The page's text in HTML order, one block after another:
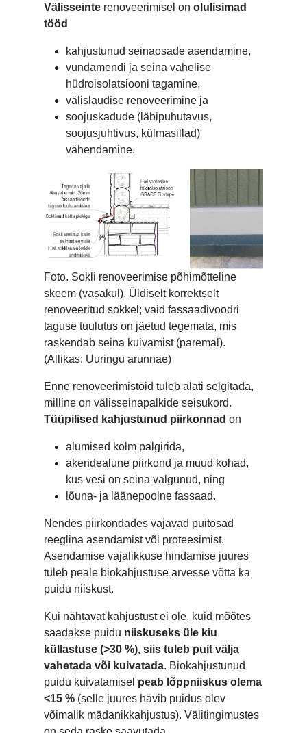
Välisseinte renoveerimisel on olulisimad
tööd
kahjustunud seinaosade asendamine,
vundamendi ja seina vahelise
hüdroisolatsiooni tagamine,
välislaudise renoveerimine ja
soojuskadude (läbipuhutavus,
soojusjuhtivus, külmasillad)
vähendamine.
Foto. Sokli renoveerimise põhimõtteline
skeem (vasakul). Üldiselt korrektselt
renoveeritud sokkel; vaid fassaadivoodri
taguse tuulutus on jäetud tegemata, mis
raskendab seina kuivamist (paremal).
(Allikas: Uuringu arunnae)
Enne renoveerimistöid tuleb alati selgitada,
milline on välisseinapalkide seisukord.
Tüüpilised kahjustunud piirkonnad on
alumised kolm palgirida,
akendealune piirkond ja muud kohad,
kus vesi on seina valgunud, ning
lõuna- ja läänepoolne fassaad.
Nendes piirkondades vajavad puitosad
reeglina asendamist või proteesimist.
Asendamise vajalikkuse hindamise juures
tuleb peale biokahjustuse arvesse võtta ka
puidu niiskust.
Kui nähtavat kahjustust ei ole, kuid mõõtes
saadakse puidu niiskuseks üle kiu
küllastuse (>30 %), siis tuleb puit välja
vahetada või kuivatada. Biokahjustunud
puidu kuivatamisel peab lõppniiskus olema
<15 % (selle juures hävib puidus olev
võimalik mädanikkahjustus). Välitingimustes